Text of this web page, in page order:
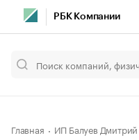
РБК Компании
Главная ИП Балуев Дмитрий